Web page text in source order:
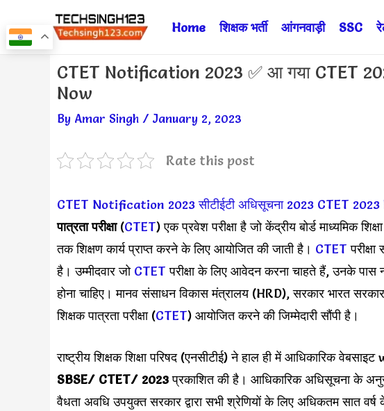
to
Home शिक्षक भर्ती आंगनवाड़ी SSC
CTET Notification 2023 ✅ आ गया CTET
Now
By Amar Singh / January 2, 2023
Rate this post
CTET Notification 2023सीटीईटी अधिसूचना 2023 CTET
पात्रता परीक्षा(CTET) एक प्रवेश परीक्षा है जो केंद्रीय बोर्ड माध्यमिक
तक शिक्षण कार्य प्राप्त करने के लिए आयोजित की जाती है। CTET
है। उम्मीदवार जो CTET परीक्षा के लिए आवेदन करना चाहते हैं, उनके पास
होना चाहिए। मानव संसाधन विकास मंत्रालय (HRD), सरकार भारत सरकार
शिक्षक पात्रता परीक्षा (CTET) आयोजित करने की जिम्मेदारी सौंपी है।
राष्ट्रीय शिक्षक शिक्षा परिषद (एनसीटीई) ने हाल ही में आधिकारिक
SBSE/ CTET/ 2023प्रकाशित की है। आधिकारिक अधिसूचना के
वैधता अवधि उपयुक्त सरकार द्वारा सभी श्रेणियों के लिए अधिकतम सात
Post
navigation